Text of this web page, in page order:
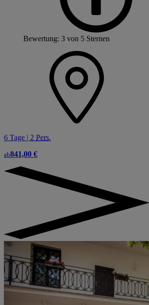
Bewertung: 3 von 5 Sternen
6 Tage | 2 Pers.
ab841,00 €